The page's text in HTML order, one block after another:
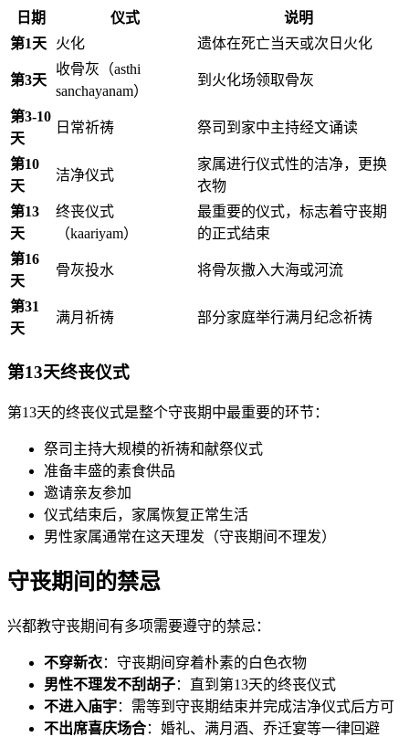
日期 仪式
说明
第1天
火化 遗体在死亡当天或次日火化
第3天
收骨灰（asthi
sanchayanam）
到火化场领取骨灰
第3-10
天
日常祈祷 祭司到家中主持经文诵读
第10
天
洁净仪式
家属进行仪式性的洁净，更换
衣物
第13
天
终丧仪式
（kaariyam）
最重要的仪式，标志着守丧期
的正式结束
第16
天
骨灰投水 将骨灰撒入大海或河流
第31
天
满月祈祷 部分家庭举行满月纪念祈祷
第13天终丧仪式
第13天的终丧仪式是整个守丧期中最重要的环节：
祭司主持大规模的祈祷和献祭仪式
准备丰盛的素食供品
邀请亲友参加
仪式结束后，家属恢复正常生活
男性家属通常在这天理发（守丧期间不理发）
守丧期间的禁忌
兴都教守丧期间有多项需要遵守的禁忌：
不穿新衣：守丧期间穿着朴素的白色衣物
男性不理发不刮胡子：直到第13天的终丧仪式
不进入庙宇：需等到守丧期结束并完成洁净仪式后方可
不出席喜庆场合：婚礼、满月酒、乔迁宴等一律回避